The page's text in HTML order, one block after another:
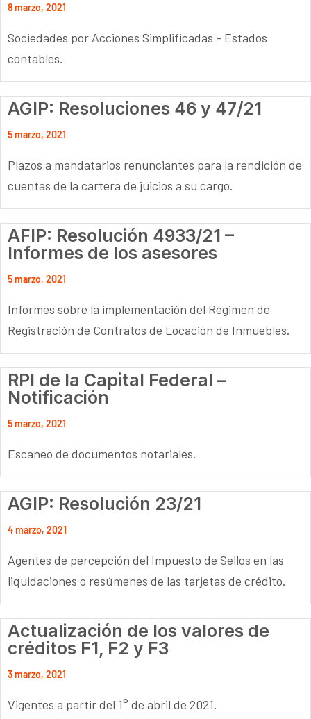
8 marzo, 2021
Sociedades por Acciones Simplificadas - Estados
contables.
AGIP: Resoluciones 46 y 47/21
5 marzo, 2021
Plazos a mandatarios renunciantes para la rendición de
cuentas de la cartera de juicios a su cargo.
AFIP: Resolución 4933/21 –
Informes de los asesores
5 marzo, 2021
Informes sobre la implementación del Régimen de
Registración de Contratos de Locación de Inmuebles.
RPI de la Capital Federal –
Notificación
5 marzo, 2021
Escaneo de documentos notariales.
AGIP: Resolución 23/21
4 marzo, 2021
Agentes de percepción del Impuesto de Sellos en las
liquidaciones o resúmenes de las tarjetas de crédito.
Actualización de los valores de
créditos F1, F2 y F3
3 marzo, 2021
Vigentes a partir del 1° de abril de 2021.